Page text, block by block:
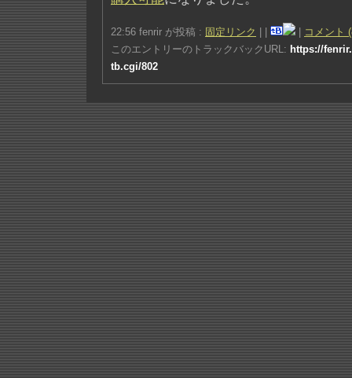
22:56 fenrir が投稿 : 固定リンク
コメント
このエントリーのトラックバックURL: https://
tb.cgi/802